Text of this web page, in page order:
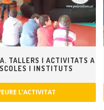
TALLERS I ACTIVITATS A
I INSTITUTS
L’ACTIVITAT